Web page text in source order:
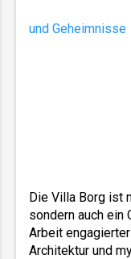
und Geheimnisse
Die Villa Borg ist
sondern auch ein
Arbeit
Architektur und